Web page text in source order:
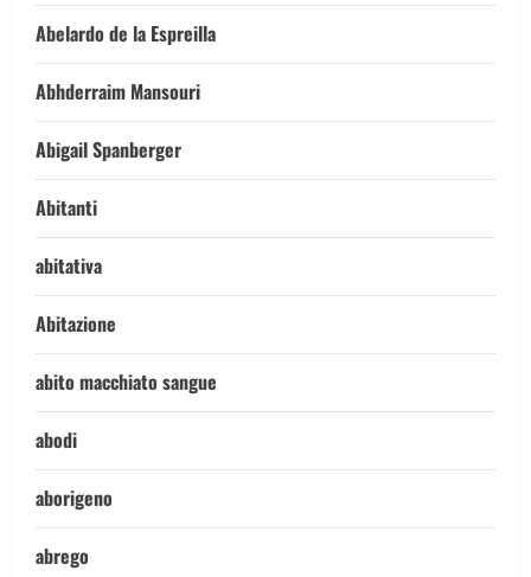
Abelardo de la Espreilla
Abhderraim Mansouri
Abigail Spanberger
Abitanti
abitativa
Abitazione
abito macchiato sangue
abodi
aborigeno
abrego